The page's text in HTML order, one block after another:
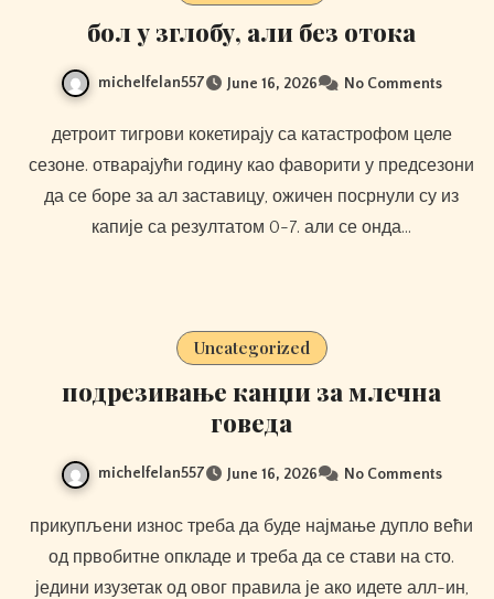
бол у зглобу, али без отока
michelfelan557 June 16, 2026 No Comments
детроит тигрови кокетирају са катастрофом целе
сезоне. отварајући годину као фаворити у предсезони
да се боре за ал заставицу, ожичен посрнули су из
капије са резултатом 0-7. али се онда…
Uncategorized
подрезивање канџи за млечна
говеда
michelfelan557 June 16, 2026 No Comments
прикупљени износ треба да буде најмање дупло већи
од првобитне опкладе и треба да се стави на сто.
једини изузетак од овог правила је ако идете алл-ин,